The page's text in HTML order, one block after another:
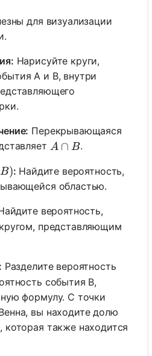
для визуализации
Нарисуйте круги,
A и B, внутри
Перекрывающаяся
A \cap B
A ∩ B.
B)
B): Найдите вероятность,
областью.
вероятность,
представляющим
: Разделите вероятность
события B,
формулу. С точки
вы находите долю
также находится